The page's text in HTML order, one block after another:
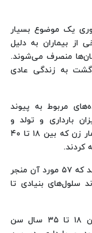
یک موضوع بسیار
از بیماران به دلیل
منصرف می‌شوند.
به زندگی عادی
مربوط به پیوند
بارداری و تولد و
همچنین عوامل خطر متعدد را برای ۲۶۵۴ بیمار زن که بین ۱۸ تا ۴۰
از این گروه، ۵۰ زن ۷۴ حاملگی را گزارش کردند که ۵۷ مورد آن منجر
سلول‌های بنیادی تا
اگر زن در زمان پیوند سلول‌های بنیادی بین ۱۸ تا ۳۵ سال سن